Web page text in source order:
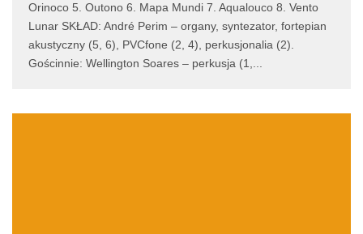
Orinoco 5. Outono 6. Mapa Mundi 7. Aqualouco 8. Vento
Lunar SKŁAD: André Perim – organy, syntezator, fortepian
akustyczny (5, 6), PVCfone (2, 4), perkusjonalia (2).
Gościnnie: Wellington Soares – perkusja (1,